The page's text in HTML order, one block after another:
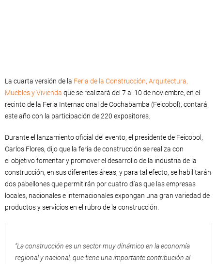
La cuarta versión de la Feria de la Construcción, Arquitectura,
Muebles y Vivienda que se realizará del 7 al 10 de noviembre, en el
recinto de la Feria Internacional de Cochabamba (Feicobol), contará
este año con la participación de 220 expositores.
Durante el lanzamiento oficial del evento, el presidente de Feicobol,
Carlos Flores, dijo que la feria de construcción se realiza con
el objetivo fomentar y promover el desarrollo de la industria de la
construcción, en sus diferentes áreas, y para tal efecto, se habilitarán
dos pabellones que permitirán por cuatro días que las empresas
locales, nacionales e internacionales expongan una gran variedad de
productos y servicios en el rubro de la construcción.
“La construcción es un sector muy dinámico en la economía
regional y nacional, que tiene una importante contribución al